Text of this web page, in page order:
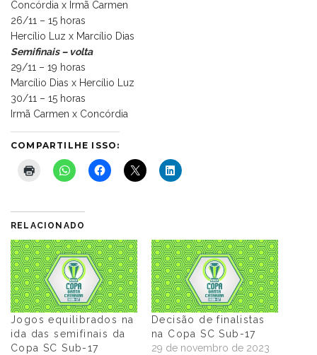
Concórdia x Irmã Carmen
26/11 – 15 horas
Hercílio Luz x Marcílio Dias
Semifinais – volta
29/11 – 19 horas
Marcílio Dias x Hercílio Luz
30/11 – 15 horas
Irmã Carmen x Concórdia
COMPARTILHE ISSO:
RELACIONADO
Jogos equilibrados na
ida das semifinais da
Copa SC Sub-17
Decisão de finalistas
na Copa SC Sub-17
29 de novembro de 2023